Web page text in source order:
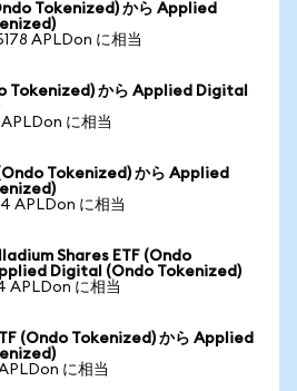
Tokenized) から Applied
APLDon に相当
Tokenized) から Applied Digital
に相当
Tokenized) から Applied
APLDon に相当
Shares ETF (Ondo
Digital (Ondo Tokenized)
APLDon に相当
(Ondo Tokenized) から Applied
に相当